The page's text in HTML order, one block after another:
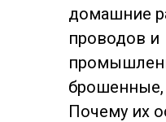
домашние
проводов и
Почему их